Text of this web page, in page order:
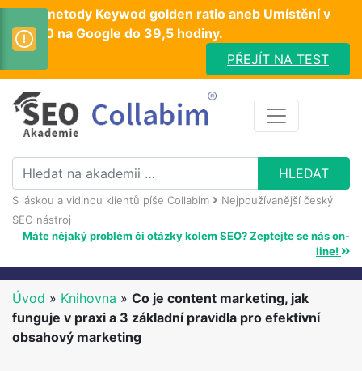
Test metody Keywod golden ratio aneb Umístění v
TOP10 na Google do 39,5 hodiny.
PŘEJÍT NA TEST
S láskou a vidinou klientů píše Collabim
Nejpoužívanější český
SEO nástroj
Máte nějaký problém či otázky kolem SEO? Zeptejte se nás on-
line!
Úvod » Knihovna » Co je content marketing, jak
funguje v praxi a 3 základní pravidla pro efektivní
obsahový marketing